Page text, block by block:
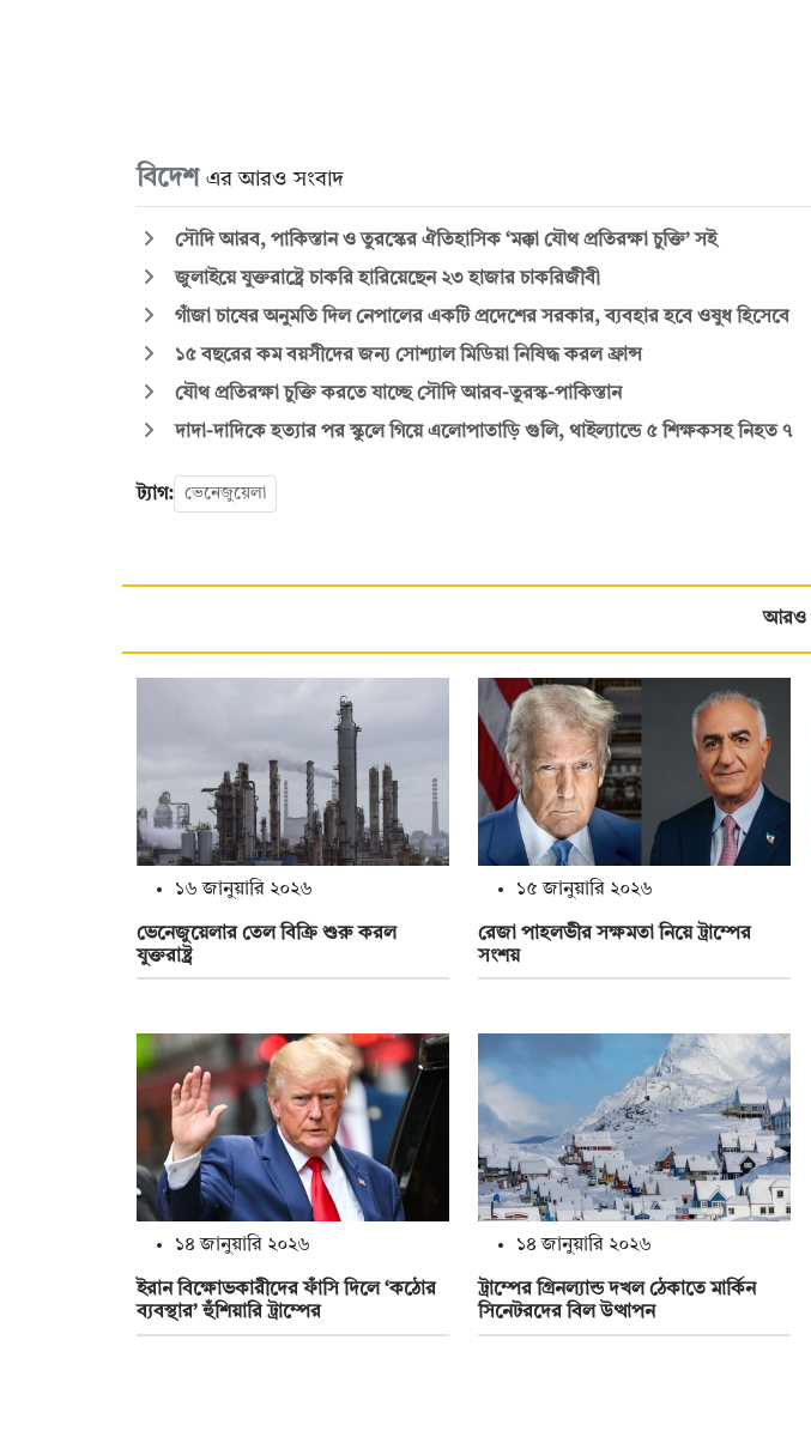
বিদেশ এর আরও সংবাদ
সৌদি আরব, পাকিস্তান ও তুরস্কের ঐতিহাসিক ‘মক্কা যৌথ প্রতিরক্ষা চুক্তি’ সই
জুলাইয়ে যুক্তরাষ্ট্রে চাকরি হারিয়েছেন ২৩ হাজার চাকরিজীবী
গাঁজা চাষের অনুমতি দিল নেপালের একটি প্রদেশের সরকার, ব্যবহার হবে ওষুধ হিসেবে
১৫ বছরের কম বয়সীদের জন্য সোশ্যাল মিডিয়া নিষিদ্ধ করল ফ্রান্স
যৌথ প্রতিরক্ষা চুক্তি করতে যাচ্ছে সৌদি আরব-তুরস্ক-পাকিস্তান
দাদা-দাদিকে হত্যার পর স্কুলে গিয়ে এলোপাতাড়ি গুলি, থাইল্যান্ডে ৫ শিক্ষকসহ নিহত ৭
ট্যাগ: ভেনেজুয়েলা
আরও
১৬ জানুয়ারি ২০২৬
ভেনেজুয়েলার তেল বিক্রি শুরু করল
যুক্তরাষ্ট্র
১৫ জানুয়ারি ২০২৬
রেজা পাহলভীর সক্ষমতা নিয়ে ট্রাম্পের
সংশয়
১৪ জানুয়ারি ২০২৬
ইরান বিক্ষোভকারীদের ফাঁসি দিলে ‘কঠোর
ব্যবস্থার’ হুঁশিয়ারি ট্রাম্পের
১৪ জানুয়ারি ২০২৬
ট্রাম্পের গ্রিনল্যান্ড দখল ঠেকাতে মার্কিন
সিনেটরদের বিল উত্থাপন